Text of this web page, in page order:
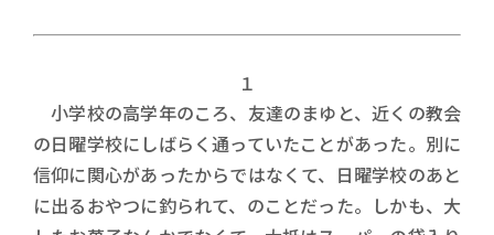
１
小学校の高学年のころ、友達のまゆと、近くの教会
の日曜学校にしばらく通っていたことがあった。別に
信仰に関心があったからではなくて、日曜学校のあと
に出るおやつに釣られて、のことだった。しかも、大